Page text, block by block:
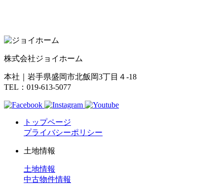
株式会社ジョイホーム
本社｜岩手県盛岡市北飯岡3丁目４-18
TEL：019-613-5077
トップページ
プライバシーポリシー
土地情報
土地情報
中古物件情報